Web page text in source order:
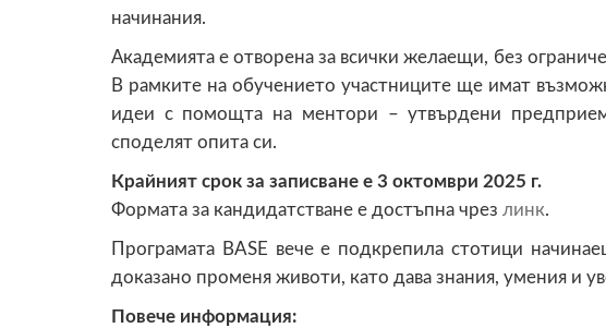
начинания.
Академията е отворена за всички желаещи, без
В рамките на обучението участниците ще имат
идеи с помощта на ментори – утвърдени
споделят опита си.
Крайният срок за записване е 3 октомври 2025 г.
Формата за кандидатстване е достъпна чрез линк.
Програмата BASE вече е подкрепила стотици
доказано променя животи, като дава знания, умения и
Повече информация: